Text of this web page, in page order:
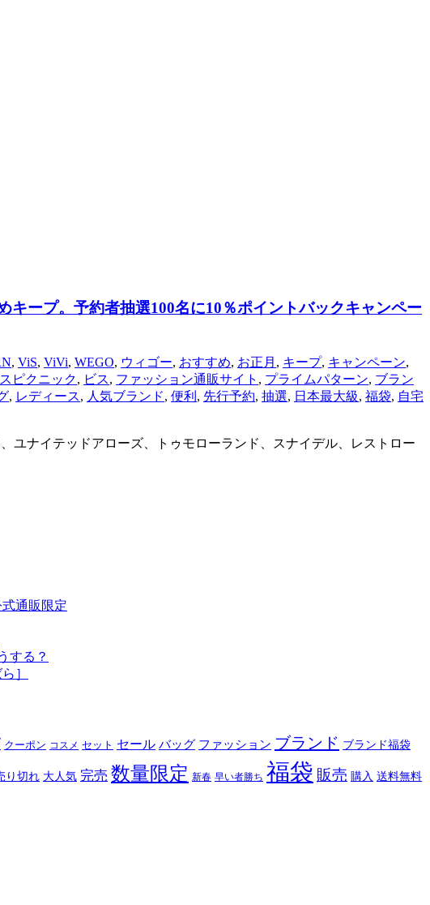
ープ。予約者抽選100名に10％ポイントバックキャンペー
, ViS, ViVi, WEGO, ウィゴー, おすすめ, お正月 , キープ, キャンペーン,
ピクニック, ビス, ファッション通販サイト , プライムパターン, ブラン
, レディース, 人気ブランド, 便利 , 先行予約, 抽選, 日本最大級, 福袋, 自宅
ユナイテッドアローズ、トゥモローランド、スナイデル、レストロー
通販限定
する？
］
クーポン コスメ セット セール バッグ ファッション ブランド ブランド福袋
り切れ 大人気 完売 数量限定 新春 早い者勝ち 福袋 販売 購入 送料無料